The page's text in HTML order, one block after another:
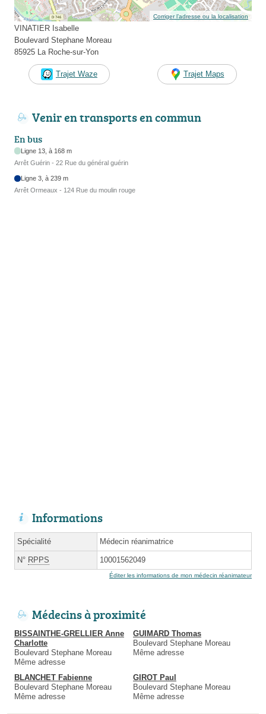
Corriger l’adresse ou la localisation
VINATIER Isabelle
Boulevard Stephane Moreau
85925 La Roche-sur-Yon
Trajet Waze Trajet Maps
Venir en transports en commun
En bus
Ligne 13, à 168 m
Arrêt Guérin - 22 Rue du général guérin
Ligne 3, à 239 m
Arrêt Ormeaux - 124 Rue du moulin rouge
Informations
Spécialité Médecin réanimatrice
N° RPPS 10001562049
Éditer les informations de mon médecin réanimateur
Médecins à proximité
BISSAINTHE-GRELLIER Anne
Charlotte
Boulevard Stephane Moreau
Même adresse
GUIMARD Thomas
Boulevard Stephane Moreau
Même adresse
BLANCHET Fabienne
Boulevard Stephane Moreau
Même adresse
GIROT Paul
Boulevard Stephane Moreau
Même adresse